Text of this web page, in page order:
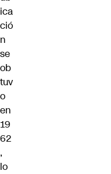
ica
ció
n
se
ob
tuv
o
en
19
62
,
lo